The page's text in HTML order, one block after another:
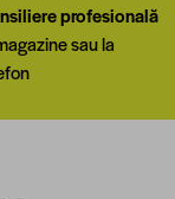
profesională
sau la